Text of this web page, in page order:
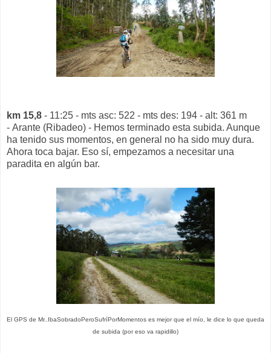
km 15,8 - 11:25 - mts asc: 522 - mts des: 194 - alt: 361 m
- Arante (Ribadeo) - Hemos terminado esta subida. Aunque
ha tenido sus momentos, en general no ha sido muy dura.
Ahora toca bajar. Eso sí, empezamos a necesitar una
paradita en algún bar.
El GPS de Mr..IbaSobradoPeroSufríPorMomentos es mejor que el mío, le dice lo que queda
de subida (por eso va rapidillo)